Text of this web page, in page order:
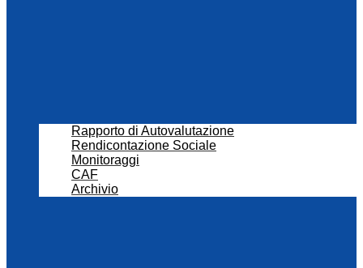
Rapporto di Autovalutazione
Rendicontazione Sociale
Monitoraggi
CAF
Archivio